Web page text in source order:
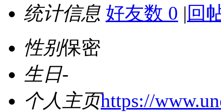
统计信息 好友数 0 | 回
性别保密
生日-
个人主页https://